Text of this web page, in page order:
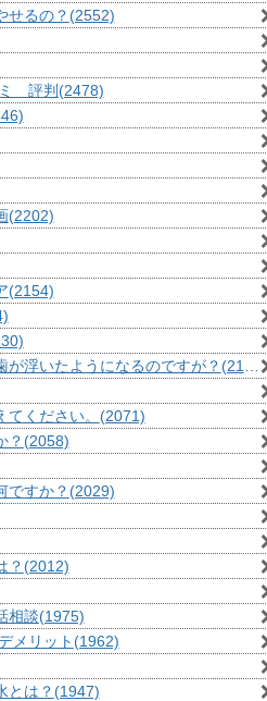
せるの？ (2552)
ミ 評判 (2478)
(2202)
(2154)
浮いたようになるのですが？ (2111)
ください。 (2071)
？ (2058)
ですか？ (2029)
？ (2012)
相談(1975)
メリット (1962)
とは？ (1947)